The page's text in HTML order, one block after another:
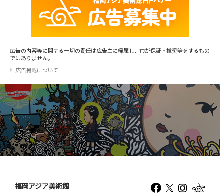
広告の内容等に関する一切の責任は広告主に帰属し、市が保証・推奨等をするもの
ではありません。
広告掲載について
福岡アジア美術館